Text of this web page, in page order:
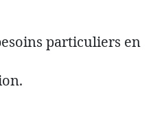
particuliers en